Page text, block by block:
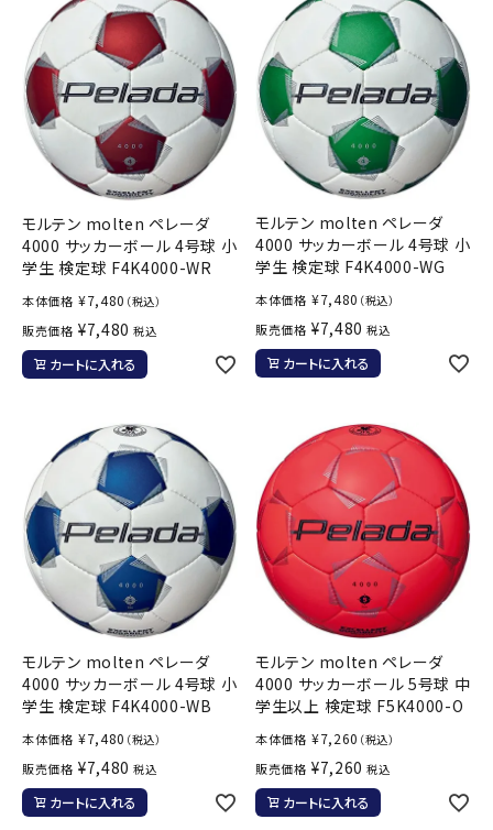
モルテン molten ペレーダ
4000 サッカーボール 4号球 小
学生 検定球 F4K4000-WR
本体価格 ¥7,480 （税込）
販売価格 ¥7,480 税込
カートに入れる
モルテン molten ペレーダ
4000 サッカーボール 4号球 小
学生 検定球 F4K4000-WG
本体価格 ¥7,480 （税込）
販売価格 ¥7,480 税込
カートに入れる
モルテン molten ペレーダ
4000 サッカーボール 4号球 小
学生 検定球 F4K4000-WB
本体価格 ¥7,480 （税込）
販売価格 ¥7,480 税込
カートに入れる
モルテン molten ペレーダ
4000 サッカーボール 5号球 中
学生以上 検定球 F5K4000-O
本体価格 ¥7,260 （税込）
販売価格 ¥7,260 税込
カートに入れる